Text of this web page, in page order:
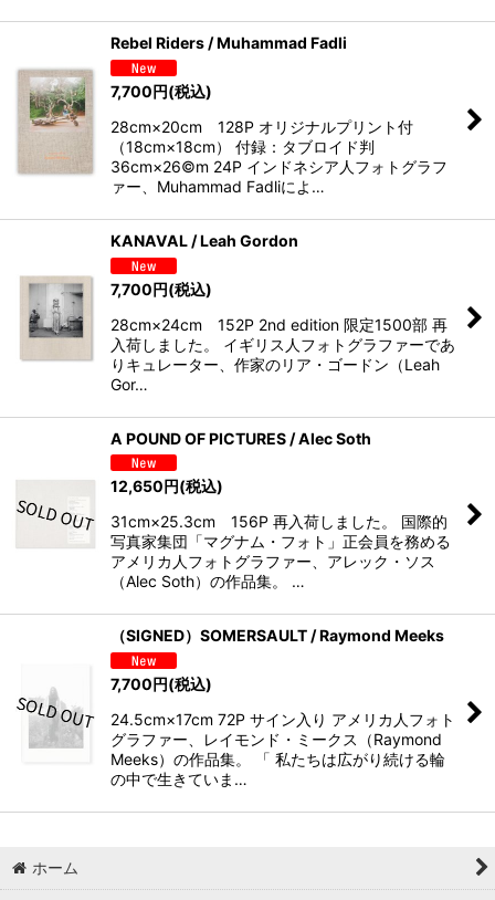
Rebel Riders / Muhammad Fadli
7,700円(税込)
28cm×20cm 128P オリジナルプリント付
（18cm×18cm） 付録：タブロイド判
36cm×26©m 24P インドネシア人フォトグラフ
ァー、Muhammad Fadliによ…
KANAVAL / Leah Gordon
7,700円(税込)
28cm×24cm 152P 2nd edition 限定1500部 再
入荷しました。 イギリス人フォトグラファーであ
りキュレーター、作家のリア・ゴードン（Leah
Gor…
A POUND OF PICTURES / Alec Soth
12,650円(税込)
31cm×25.3cm 156P 再入荷しました。 国際的
写真家集団「マグナム・フォト」正会員を務める
アメリカ人フォトグラファー、アレック・ソス
（Alec Soth）の作品集。 …
（SIGNED）SOMERSAULT / Raymond Meeks
7,700円(税込)
24.5cm×17cm 72P サイン入り アメリカ人フォト
グラファー、レイモンド・ミークス（Raymond
Meeks）の作品集。 「 私たちは広がり続ける輪
の中で生きていま…
ホーム